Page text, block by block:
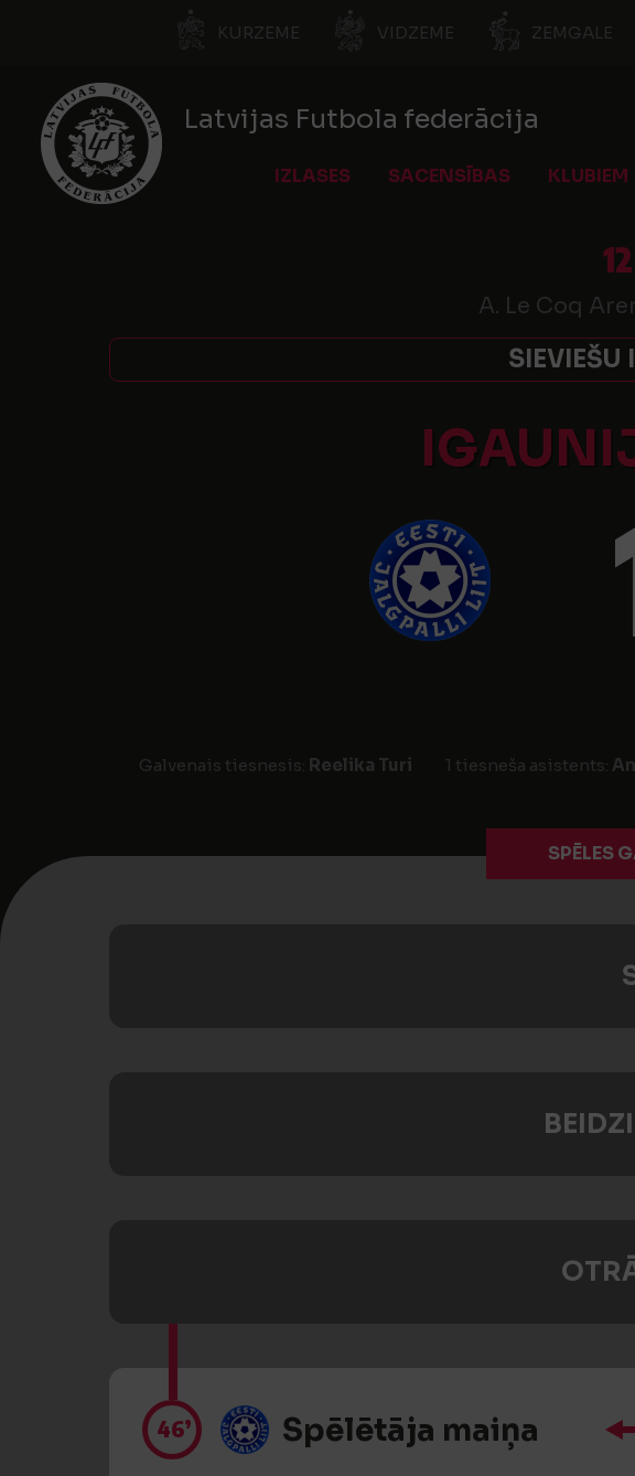
KURZEME VIDZEME ZEMGALE
Latvijas Futbola federācija
IZLASES SACENSĪBAS KLUBIEM
A. Le Coq
SIEVIEŠU
Galvenais tiesnesis: Reelika Turi 1 tiesneša asistents:
SPĒLES
46’ Spēlētāja maiņa